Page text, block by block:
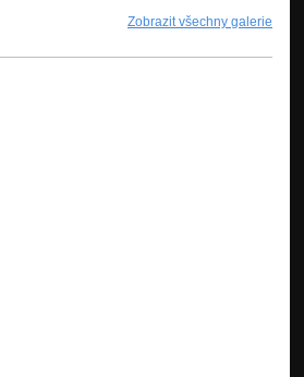
Zobrazit všechny galerie